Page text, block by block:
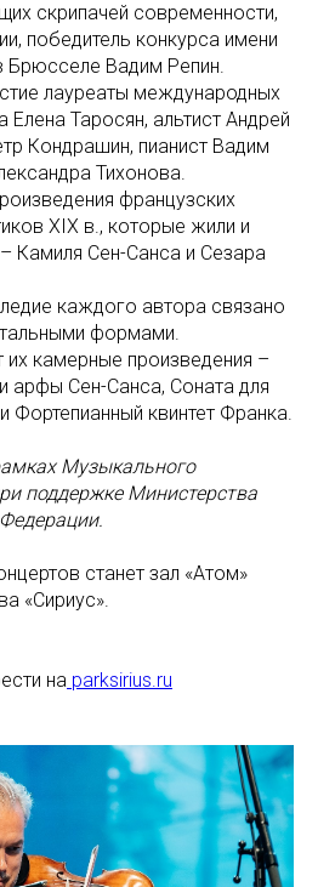
скрипачей современности,
победитель конкурса имени
Брюсселе Вадим Репин.
лауреаты международных
Елена Таросян, альтист Андрей
Кондрашин, пианист Вадим
Тихонова.
французских
XIX в., которые жили и
Камиля Сен-Санса и Сезара
каждого автора связано
формами.
их камерные произведения –
арфы Сен-Санса, Соната для
Фортепианный квинтет Франка.
Музыкального
поддержке Министерства
станет зал «Атом»
«Сириус».
на parksirius.ru